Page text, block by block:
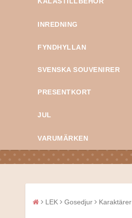
INREDNING
FYNDHYLLAN
SVENSKA SOUVENIRER
PRESENTKORT
JUL
VARUMÄRKEN
LEK Gosedjur Karaktärer